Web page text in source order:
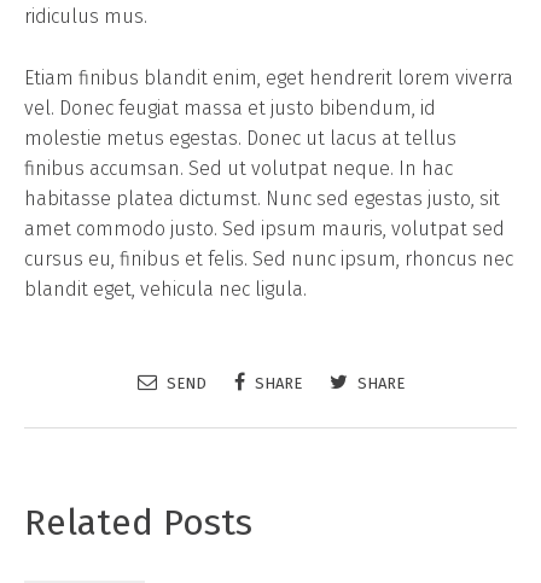
ridiculus mus.
Etiam finibus blandit enim, eget hendrerit lorem viverra
vel. Donec feugiat massa et justo bibendum, id
molestie metus egestas. Donec ut lacus at tellus
finibus accumsan. Sed ut volutpat neque. In hac
habitasse platea dictumst. Nunc sed egestas justo, sit
amet commodo justo. Sed ipsum mauris, volutpat sed
cursus eu, finibus et felis. Sed nunc ipsum, rhoncus nec
blandit eget, vehicula nec ligula.
SEND SHARE SHARE
Related Posts